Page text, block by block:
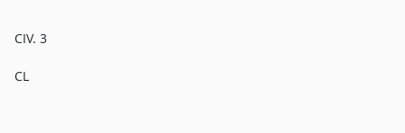
CIV. 3
CL